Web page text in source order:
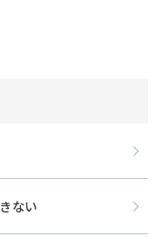
ない